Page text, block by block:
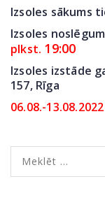
Izsoles sākums
Izsoles
plkst. 19:00
Izsoles izstāde
157, Rīga
06.08.-13.08.2022